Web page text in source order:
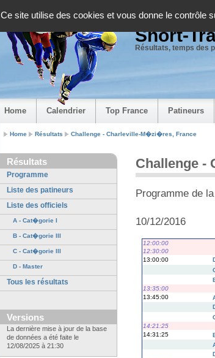
Ce site utilise des cookies et vous donne le contrôle
Short-
Résultats, temps des
Home Calendrier Top France Patineurs
Home Résultats Challenge - Charleville-M�zi�res, France
Résultats
Programme
Liste des patineurs
Liste des officiels
A - Cat�gorie I
B - Cat�gorie III
C - Cat�gorie III
D - Master
Tous les résultats
Versions
La dernière mise à jour de la base
de données a été faite le
12/08/2025 à 21:30
Challenge -
Programme de
10/12/2016
12:00:00
12:30:00
13:00:00
13:35:00
13:45:00
14:21:25
14:31:25